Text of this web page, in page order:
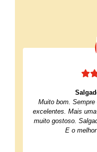
Muito bom.
excelentes. Mais
muito gostoso.
E o